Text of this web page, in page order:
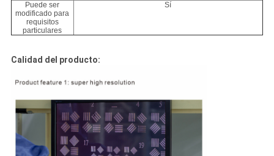
Puede ser
modificado para
requisitos
particulares
Sí
Calidad del producto: